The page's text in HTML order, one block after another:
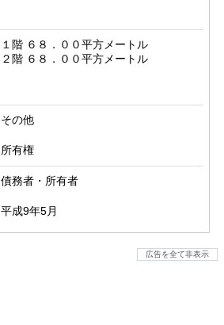
１階 ６８．００平方メートル
２階 ６８．００平方メートル
その他
所有権
債務者・所有者
平成9年5月
広告を全て非表示